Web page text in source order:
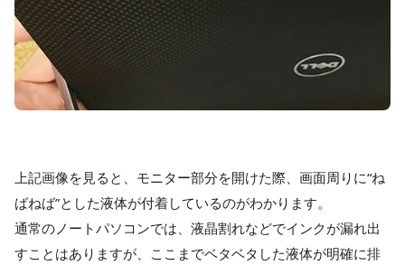
上記画像を見ると、モニター部分を開けた際、画面周りに“ね
ばねば”とした液体が付着しているのがわかります。
通常のノートパソコンでは、液晶割れなどでインクが漏れ出
すことはありますが、ここまでベタベタした液体が明確に排